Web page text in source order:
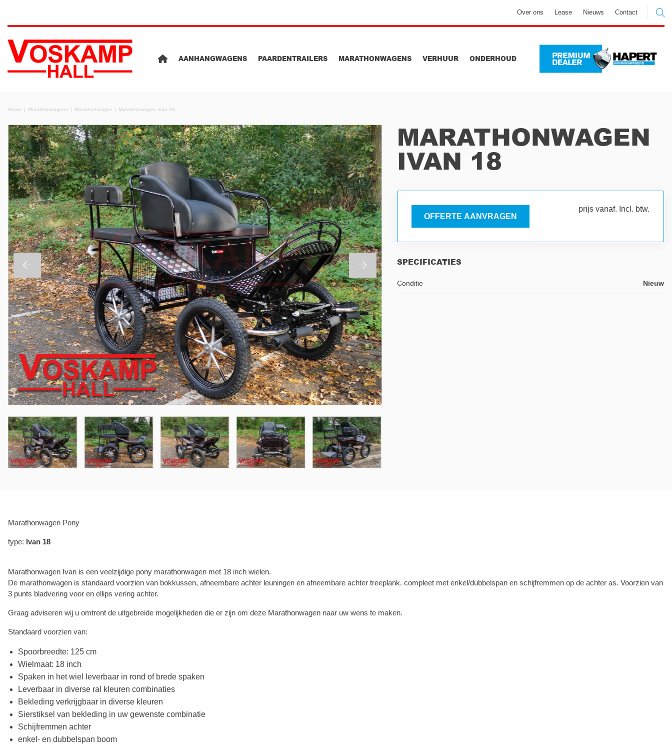
Over ons Lease Nieuws Contact
AANHANGWAGENS PAARDENTRAILERS MARATHONWAGENS VERHUUR ONDERHOUD
Home Marathonwagens Marathonwagen Marathonwagen Ivan 18
MARATHONWAGEN
IVAN 18
OFFERTE AANVRAGEN
prijs vanaf. Incl. btw.
SPECIFICATIES
Conditie Nieuw
Marathonwagen Pony
type: Ivan 18
Marathonwagen Ivan is een veelzijdige pony marathonwagen met 18 inch wielen.
De marathonwagen is standaard voorzien van bokkussen, afneembare achter leuningen en afneembare achter treeplank. compleet met enkel/dubbelspan en schijfremmen op de achter as. Voorzien van
3 punts bladvering voor en ellips vering achter.
Graag adviseren wij u omtrent de uitgebreide mogelijkheden die er zijn om deze Marathonwagen naar uw wens te maken.
Standaard voorzien van:
Spoorbreedte: 125 cm
Wielmaat: 18 inch
Spaken in het wiel leverbaar in rond of brede spaken
Leverbaar in diverse ral kleuren combinaties
Bekleding verkrijgbaar in diverse kleuren
Sierstiksel van bekleding in uw gewenste combinatie
Schijfremmen achter
enkel- en dubbelspan boom